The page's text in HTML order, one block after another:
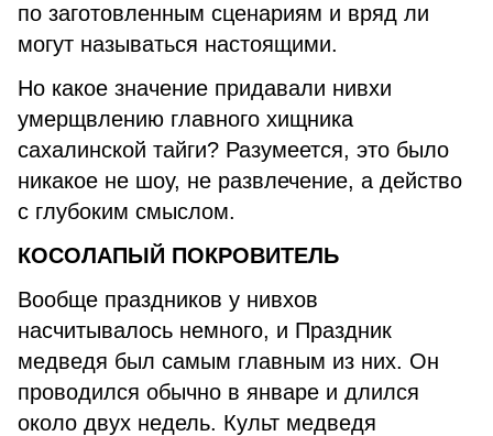
по заготовленным сценариям и вряд ли
могут называться настоящими.
Но какое значение придавали нивхи
умерщвлению главного хищника
сахалинской тайги? Разумеется, это было
никакое не шоу, не развлечение, а действо
с глубоким смыслом.
КОСОЛАПЫЙ ПОКРОВИТЕЛЬ
Вообще праздников у нивхов
насчитывалось немного, и Праздник
медведя был самым главным из них. Он
проводился обычно в январе и длился
около двух недель. Культ медведя